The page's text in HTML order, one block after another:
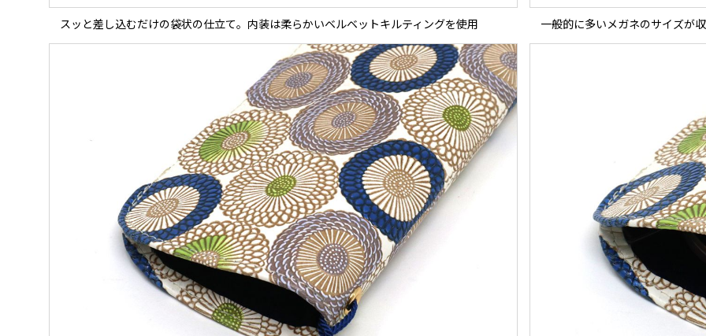
スッと差し込むだけの袋状の仕立て。内装は柔らかいベルベットキルティングを使用 一般的に多いメガネのサイズが